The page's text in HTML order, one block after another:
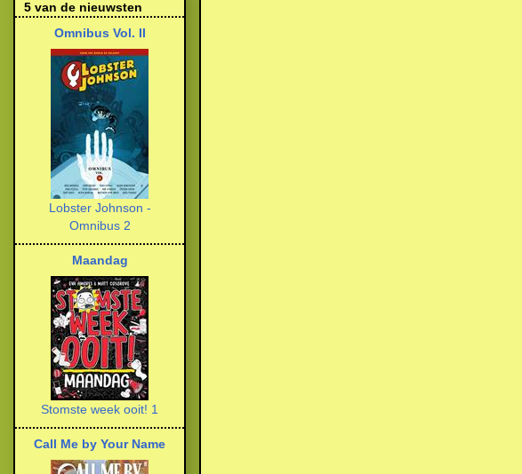
5 van de nieuwsten
Omnibus Vol. II
Lobster Johnson -
Omnibus 2
Maandag
Stomste week ooit! 1
Call Me by Your Name